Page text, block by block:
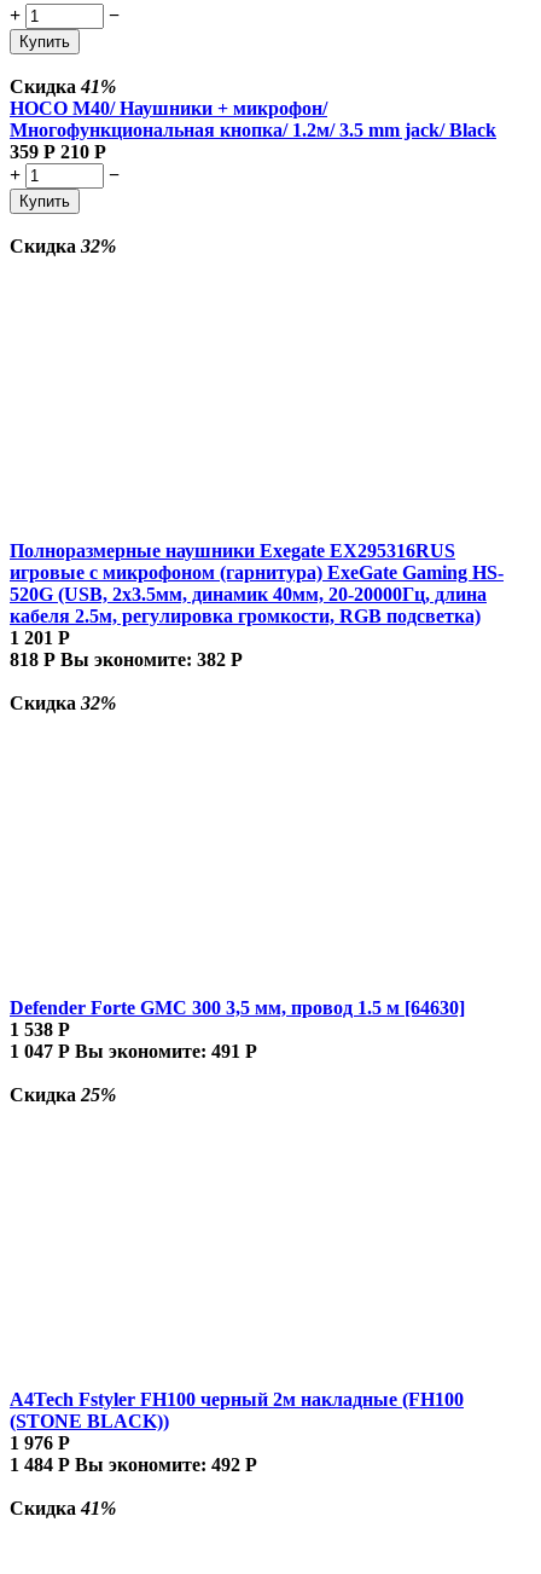
+
−
Купить
Скидка41%
HOCO M40/ Наушники + микрофон/
Многофункциональная кнопка/ 1.2м/ 3.5 mm jack/ Black
359 Р 210 Р
+
−
Купить
Скидка 32%
Полноразмерные наушники Exegate EX295316RUS
игровые с микрофоном (гарнитура) ExeGate Gaming HS-
520G (USB, 2x3.5мм, динамик 40мм, 20-20000Гц, длина
кабеля 2.5м, регулировка громкости, RGB подсветка)
1 201 Р
818 Р Вы экономите: 382 Р
Скидка 32%
Defender Forte GMC 300 3,5 мм, провод 1.5 м [64630]
1 538 Р
1 047 Р Вы экономите: 491 Р
Скидка 25%
A4Tech Fstyler FH100 черный 2м накладные (FH100
(STONE BLACK))
1 976 Р
1 484 Р Вы экономите: 492 Р
Скидка41%